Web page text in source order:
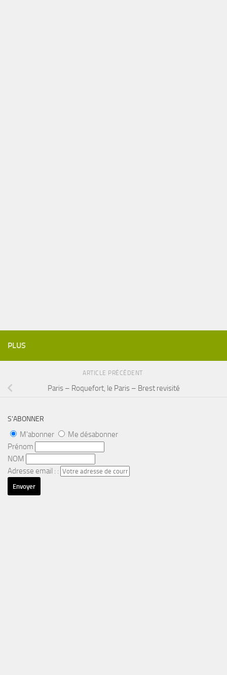
PLUS
ARTICLE PRÉCÉDENT
Paris – Roquefort, le Paris – Brest revisité
S’ABONNER
M'abonner
Me désabonner
Prénom
NOM
Adresse email : :